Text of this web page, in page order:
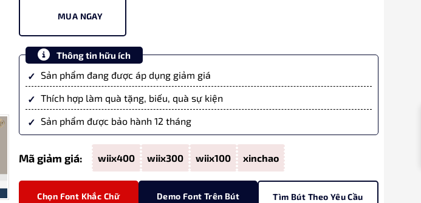
MUA NGAY
Thông tin hữu ích
Sản phẩm đang được áp dụng giảm giá
Thích hợp làm quà tặng, biếu, quà sự kiện
Sản phẩm được bảo hành 12 tháng
Mã giảm giá: wiix400 wiix300 wiix100 xinchao
Chọn Font Khắc Chữ Demo Font Trên Bút Tìm Bút Theo Yêu Cầu